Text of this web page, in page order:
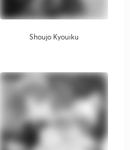
Shoujo Kyouiku